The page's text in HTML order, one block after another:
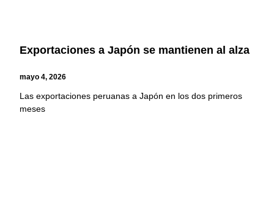
Exportaciones a Japón se mantienen al alza
mayo 4, 2026
Las exportaciones peruanas a Japón en los dos primeros
meses